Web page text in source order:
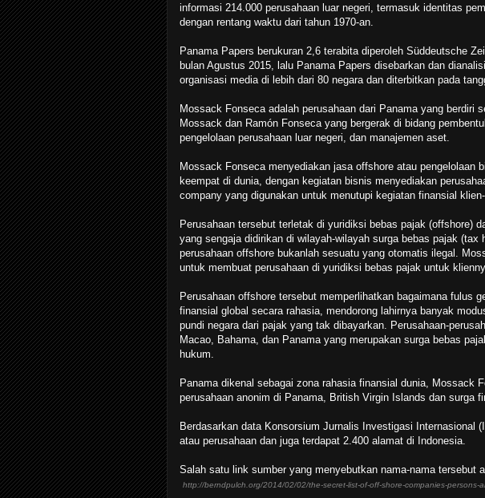
informasi 214.000 perusahaan luar negeri, termasuk identitas
dengan rentang waktu dari tahun 1970-an.
Panama Papers berukuran 2,6 terabita diperoleh Süddeutsche
bulan Agustus 2015, lalu Panama Papers disebarkan dan
organisasi media di lebih dari 80 negara dan diterbitkan pada
Mossack Fonseca adalah perusahaan dari Panama yang berdiri
Mossack dan Ramón Fonseca yang bergerak di bidang
pengelolaan perusahaan luar negeri, dan manajemen aset.
Mossack Fonseca menyediakan jasa offshore atau pengelolaan
keempat di dunia, dengan kegiatan bisnis menyediakan
company yang digunakan untuk menutupi kegiatan finansial
Perusahaan tersebut terletak di yuridiksi bebas pajak (offshore)
yang sengaja didirikan di wilayah-wilayah surga bebas pajak
perusahaan offshore bukanlah sesuatu yang otomatis ilegal.
untuk membuat perusahaan di yuridiksi bebas pajak untuk
Perusahaan offshore tersebut memperlihatkan bagaimana fulus
finansial global secara rahasia, mendorong lahirnya banyak
pundi negara dari pajak yang tak dibayarkan. Perusahaan-
Macao, Bahama, dan Panama yang merupakan surga bebas
hukum.
Panama dikenal sebagai zona rahasia finansial dunia, Mossack
perusahaan anonim di Panama, British Virgin Islands dan surga
Berdasarkan data Konsorsium Jurnalis Investigasi Internasional
atau perusahaan dan juga terdapat 2.400 alamat di Indonesia.
Salah satu link sumber yang menyebutkan nama-nama tersebut
http://berndpulch.org/2014/02/02/the-secret-list-of-off-shore-companies-persons-